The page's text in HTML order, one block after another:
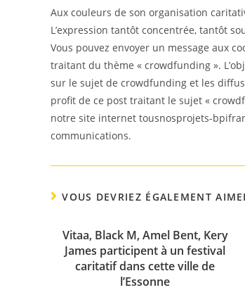
publication :
Aux couleurs de son organisation
L’expression tantôt concentrée, tantôt
Vous pouvez envoyer un message aux
traitant du thème « crowdfunding ».
sur le sujet de crowdfunding et les
profit de ce post traitant le sujet «
notre site internet tousnosprojets-
communications.
VOUS DEVRIEZ ÉGALEMENT
Vitaa, Black M, Amel Bent, Kery
James participent à un festival
caritatif dans cette ville de
l’Essonne